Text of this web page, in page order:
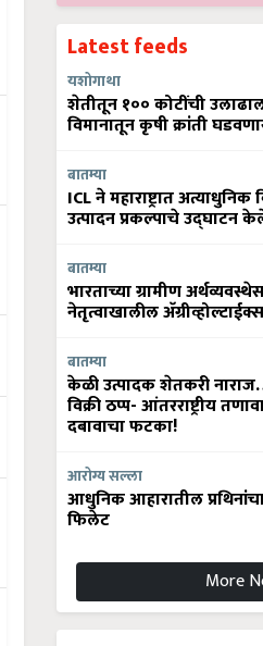
Latest feeds
यशोगाथा
शेतीतून १०० कोटींची
विमानातून कृषी क्रांती
बातम्या
ICL ने महाराष्ट्रात
उत्पादन प्रकल्पाचे उद्घाटन
बातम्या
भारताच्या ग्रामीण
नेतृत्वाखालील
बातम्या
केळी उत्पादक शेतकरी
विक्री ठप्प- आंतरराष्ट्रीय
दबावाचा फटका!
आरोग्य सल्ला
आधुनिक आहारातील
फिलेट
More